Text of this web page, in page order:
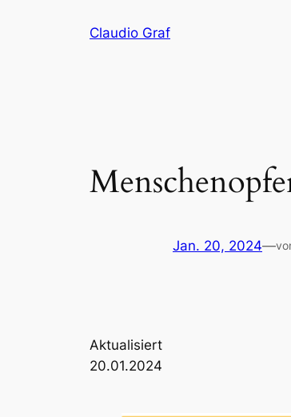
Claudio Graf
Jan. 20, 2024—
Aktualisiert
20.01.2024